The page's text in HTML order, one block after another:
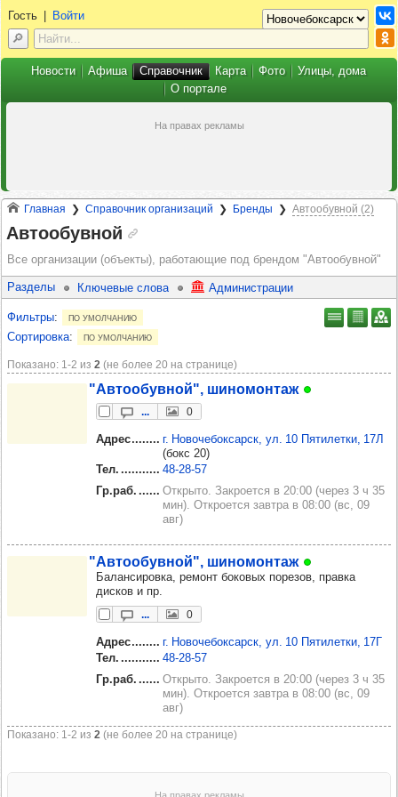
Главная Справочник организаций Бренды Автообувной (2)
Автообувной
Все организации (объекты), работающие под брендом "Автообувной"
Разделы Ключевые слова Администрации
Фильтры: по умолчанию
Сортировка: по умолчанию
Показано: 1‑2 из 2 (не более 20 на странице)
"Авто­обув­ной", шино­мон­таж
... 0
Адрес
г. Новочебоксарск, ул. 10 Пятилетки, 17Л
(бокс 20)
Тел.
48‑28‑57
Гр.раб.
Открыто. Закроется в 20:00 (через 3 ч 35
мин). Откроется завтра в 08:00 (вс, 09
авг)
"Авто­обув­ной", шино­мон­таж
Балансировка, ремонт боковых порезов, правка
дисков и пр.
... 0
Адрес
г. Новочебоксарск, ул. 10 Пятилетки, 17Г
Тел.
48‑28‑57
Гр.раб.
Открыто. Закроется в 20:00 (через 3 ч 35
мин). Откроется завтра в 08:00 (вс, 09
авг)
Показано: 1‑2 из 2 (не более 20 на странице)
Гость| Войти
Новости Афиша Справочник Карта Фото
Улицы, дома
О портале